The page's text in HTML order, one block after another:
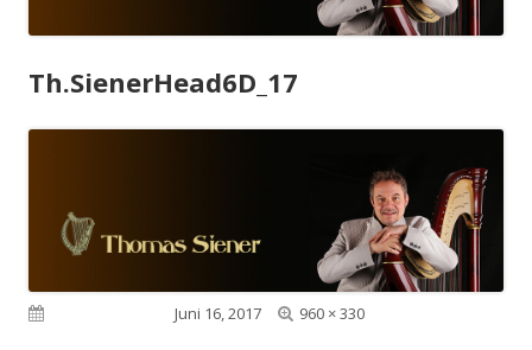
Th.SienerHead6D_17
Veröffentlicht amJuni 16, 2017
Volle
960 × 330